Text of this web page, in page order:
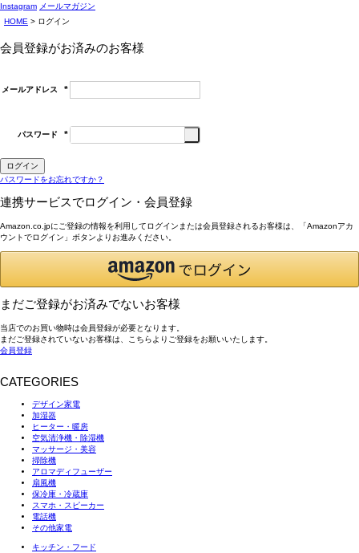
Instagram メールマガジン
HOME
ログイン
会員登録がお済みのお客様
メールアドレス
(必
パスワード
ログイン
パスワードをお忘れですか？
連携サービスでログイン・会員登録
Amazon.co.jpにご登録の情報を利用してログインまたは会員登録されるお客様は、「Amazonアカ
ウントでログイン」ボタンよりお進みください。
まだご登録がお済みでないお客様
当店でのお買い物時は会員登録が必要となります。
まだご登録されていないお客様は、こちらよりご登録をお願いいたします。
会員登録
CATEGORIES
デザイン家電
加湿器
ヒーター・暖房
空気清浄機・除湿機
マッサージ・美容
掃除機
アロマディフューザー
扇風機
保冷庫・冷蔵庫
スマホ・スピーカー
電話機
その他家電
キッチン・フード